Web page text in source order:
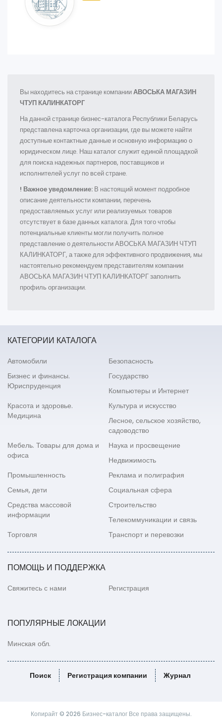
Вы находитесь на странице компанииАВОСЬКА МАГАЗИН
ЧТУП КАЛИНКАТОРГ
На данной странице бизнес-каталога Республики Беларусь
представлена карточка организации, где вы можете найти
доступные контактные данные и основную информацию о
юридическом лице. Наш каталог служит единой площадкой
для поиска надежных партнеров, поставщиков и
исполнителей услуг по всей стране.
! Важное уведомление: В настоящий момент подробное
описание деятельности компании, перечень
предоставляемых услуг или реализуемых товаров
отсутствует в базе данных каталога. Для того чтобы
потенциальные клиенты могли получить полное
представление о деятельности АВОСЬКА МАГАЗИН ЧТУП
КАЛИНКАТОРГ, а также для эффективного продвижения, мы
настоятельно рекомендуем представителям компании
АВОСЬКА МАГАЗИН ЧТУП КАЛИНКАТОРГ заполнить
профиль организации.
КАТЕГОРИИ КАТАЛОГА
Автомобили
Безопасность
Бизнес и финансы.
Юриспруденция
Государство
Компьютеры и Интернет
Красота и здоровье.
Медицина
Культура и искусство
Лесное, сельское хозяйство,
садоводство
Мебель. Товары для дома и
офиса
Наука и просвещение
Недвижимость
Промышленность
Реклама и полиграфия
Семья, дети
Социальная сфера
Средства массовой
информации
Строительство
Телекоммуникации и связь
Торговля
Транспорт и перевозки
ПОМОЩЬ И ПОДДЕРЖКА
Свяжитесь с нами Регистрация
ПОПУЛЯРНЫЕ ЛОКАЦИИ
Минская обл.
Поиск Регистрация компании Журнал
Копирайт © 2026 Бизнес-каталог Все права защищены.